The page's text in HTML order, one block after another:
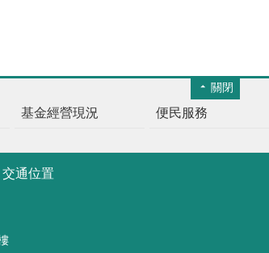
關閉
基金經營現況 便民服務
交通位置